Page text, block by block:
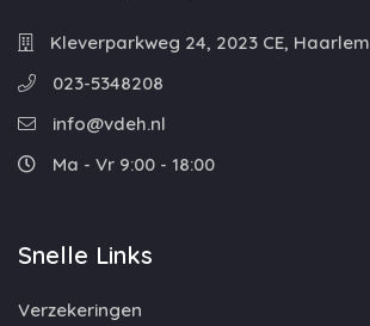
Kleverparkweg 24, 2023 CE, Haarlem
023-5348208
info@vdeh.nl
Ma - Vr 9:00 - 18:00
Snelle Links
Verzekeringen